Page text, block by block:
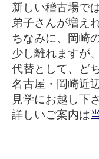
新しい稽古場で
弟子さんが増え
ちなみに、岡崎
少し離れますが
代替として、ど
名古屋・岡崎近
見学にお越し下
詳しいご案内は